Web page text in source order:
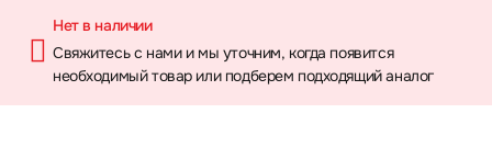
Нет в наличии
Свяжитесь с нами и мы уточним, когда появится
необходимый товар или подберем подходящий аналог